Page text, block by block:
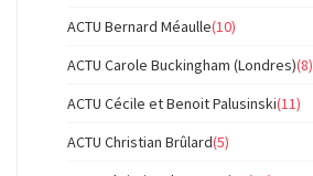
ACTU Bernard Méaulle(10)
ACTU Carole Buckingham (Londres)(8)
ACTU Cécile et Benoit Palusinski(11)
ACTU Christian Brûlard(5)